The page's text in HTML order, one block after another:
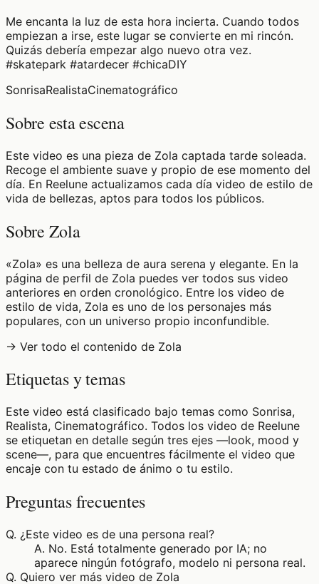
Me encanta la luz de esta hora incierta. Cuando todos
empiezan a irse, este lugar se convierte en mi rincón.
Quizás debería empezar algo nuevo otra vez.
#skatepark #atardecer #chicaDIY
SonrisaRealistaCinematográfico
Sobre esta escena
Este video es una pieza de Zola captada tarde soleada.
Recoge el ambiente suave y propio de ese momento del
día. En Reelune actualizamos cada día video de estilo de
vida de bellezas, aptos para todos los públicos.
Sobre Zola
«Zola» es una belleza de aura serena y elegante. En la
página de perfil de Zola puedes ver todos sus video
anteriores en orden cronológico. Entre los video de
estilo de vida, Zola es uno de los personajes más
populares, con un universo propio inconfundible.
→ Ver todo el contenido de Zola
Etiquetas y temas
Este video está clasificado bajo temas como Sonrisa,
Realista, Cinematográfico. Todos los video de Reelune
se etiquetan en detalle según tres ejes —look, mood y
scene—, para que encuentres fácilmente el video que
encaje con tu estado de ánimo o tu estilo.
Preguntas frecuentes
Q. ¿Este video es de una persona real?
A. No. Está totalmente generado por IA; no
aparece ningún fotógrafo, modelo ni persona real.
Q. Quiero ver más video de Zola